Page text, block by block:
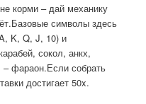
корми – дай механику
символы здесь
K, Q, J, 10) и
сокол, анкх,
фараон.Если собрать
достигает 50x.